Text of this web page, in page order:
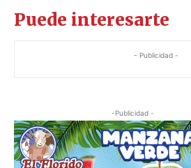
Puede interesarte
- Publicidad -
-Publicidad -